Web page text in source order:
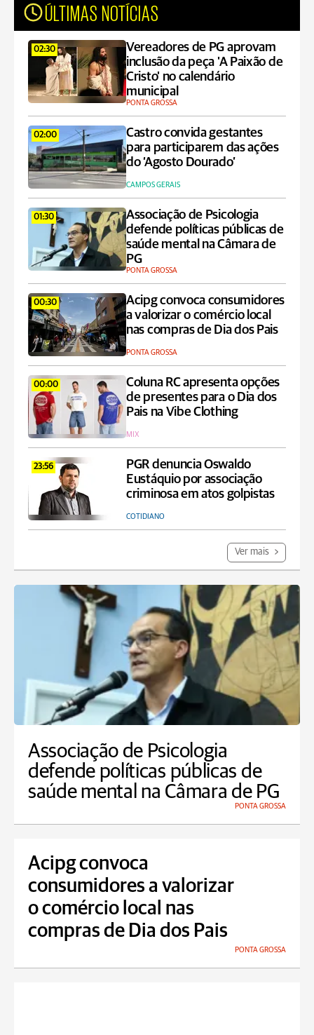
ÚLTIMAS NOTÍCIAS
02:30
Vereadores de PG aprovam
inclusão da peça 'A Paixão de
Cristo' no calendário
municipal
PONTA GROSSA
02:00
Castro convida gestantes
para participarem das ações
do ‘Agosto Dourado’
CAMPOS GERAIS
01:30
Associação de Psicologia
defende políticas públicas de
saúde mental na Câmara de
PG
PONTA GROSSA
00:30
Acipg convoca consumidores
a valorizar o comércio local
nas compras de Dia dos Pais
PONTA GROSSA
00:00
Coluna RC apresenta opções
de presentes para o Dia dos
Pais na Vibe Clothing
MIX
23:56
PGR denuncia Oswaldo
Eustáquio por associação
criminosa em atos golpistas
COTIDIANO
Ver mais
Associação de Psicologia
defende políticas públicas de
saúde mental na Câmara de PG
PONTA GROSSA
Acipg convoca
consumidores a valorizar
o comércio local nas
compras de Dia dos Pais
PONTA GROSSA